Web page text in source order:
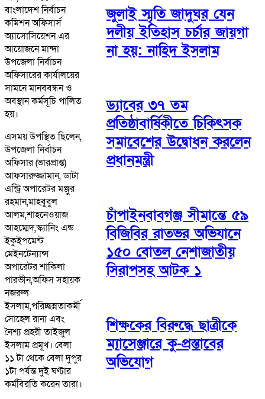
বাংলাদেশ নির্বাচন
কমিশন অফিসার্স
অ্যাসোসিয়েশন এর
আয়োজনে মান্দা
উপজেলা নির্বাচন
অফিসারের কার্যালয়ের
সামনে মানববন্ধন ও
অবস্থান কর্মসূচি পালিত
হয়।
এসময় উপস্থিত ছিলেন,
উপজেলা নির্বাচন
অফিসার (ভারপ্রাপ্ত)
আফসারুজ্জামান, ডাটা
এন্ট্রি অপারেটর মঞ্জুর
রহমান,মাহবুবুল
আলম,শাহনেওয়াজ
আহম্মেদ,স্ক্যানিং এন্ড
ইকুইপমেন্ট
মেইনটেন্যান্স
অপারেটর শাকিলা
পারভীন,অফিস সহায়ক
নজরুল
ইসলাম,পরিচ্ছন্নতাকর্মী
সোহেল রানা এবং
নৈশ্য প্রহরী তাইজুল
ইসলাম প্রমূখ। বেলা
১১ টা থেকে বেলা দুপুর
১টা পর্যন্ত দুই ঘণ্টার
কর্মবিরতি করেন তারা।
জুলাই স্মৃতি জাদুঘর যেন
দলীয় ইতিহাস চর্চার জায়গা
না হয়: নাহিদ ইসলাম
ড্যাবের ৩৭ তম
প্রতিষ্ঠাবার্ষিকীতে চিকিৎসক
সমাবেশের উদ্বোধন করলেন
প্রধানমন্ত্রী
চাঁপাইনবাবগঞ্জ সীমান্তে ৫৯
বিজিবির রাতভর অভিযানে
১৫০ বোতল নেশাজাতীয়
সিরাপসহ আটক ১
শিক্ষকের বিরুদ্ধে ছাত্রীকে
ম্যাসেঞ্জারে কু-প্রস্তাবের
অভিযোগ